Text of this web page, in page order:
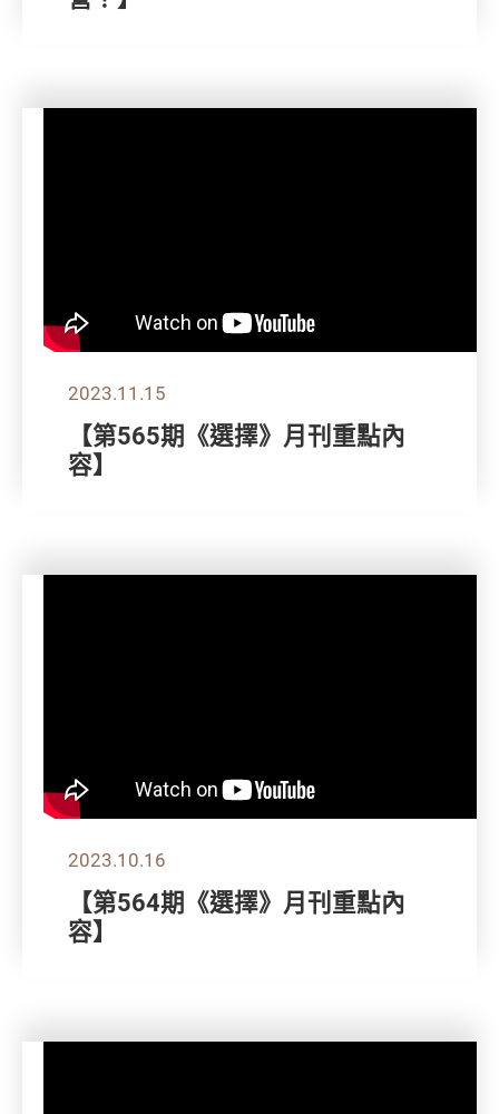
2023.11.15
【第565期《選擇》月刊重點內
容】
2023.10.16
【第564期《選擇》月刊重點內
容】